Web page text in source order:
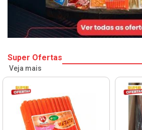
Super Ofertas
Veja mais